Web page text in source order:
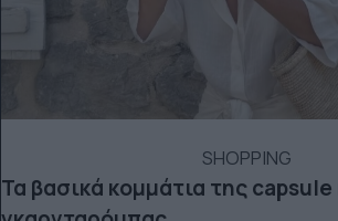
SHOPPING
Τα βασικά κομμάτια της capsule